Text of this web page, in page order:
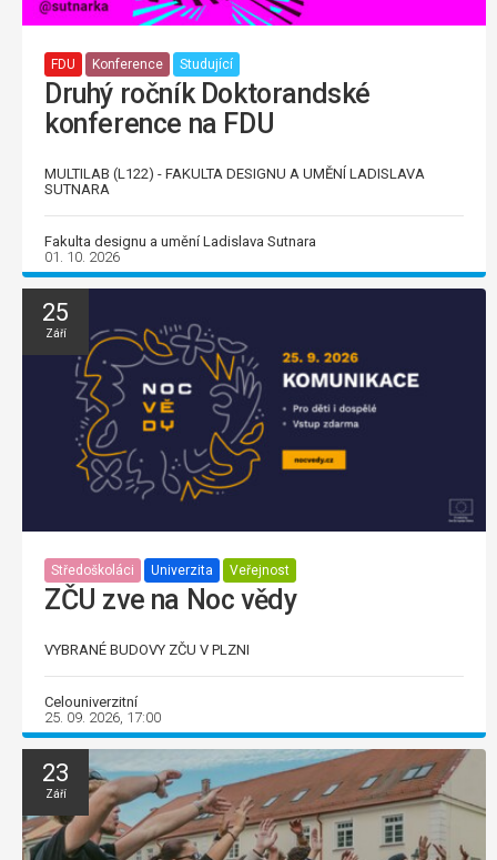
FDU Konference Studující
Druhý ročník Doktorandské
konference na FDU
MULTILAB (L122) - FAKULTA DESIGNU A UMĚNÍ LADISLAVA
SUTNARA
Fakulta designu a umění Ladislava Sutnara
01. 10. 2026
25
Září
Středoškoláci Univerzita Veřejnost
ZČU zve na Noc vědy
VYBRANÉ BUDOVY ZČU V PLZNI
Celouniverzitní
25. 09. 2026, 17:00
23
Září